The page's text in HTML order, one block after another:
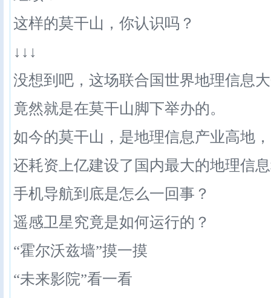
这样的莫干山，你认识吗？
↓↓↓
没想到吧，这场联合国世界地理信息
竟然就是在莫干山脚下举办的。
如今的莫干山，是地理信息产业高地，
还耗资上亿建设了国内最大的地理信
手机导航到底是怎么一回事？
遥感卫星究竟是如何运行的？
“霍尔沃兹墙”摸一摸
“未来影院”看一看